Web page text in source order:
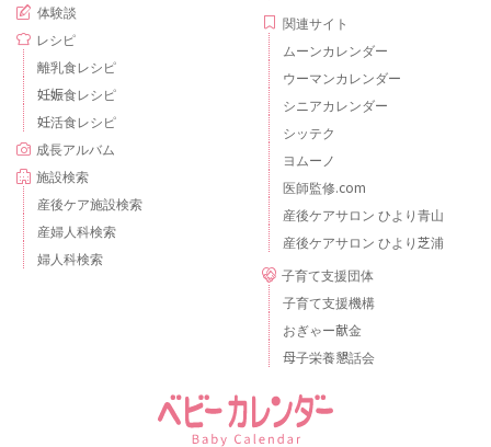
体験談
レシピ
離乳食レシピ
妊娠食レシピ
妊活食レシピ
成長アルバム
施設検索
産後ケア施設検索
産婦人科検索
婦人科検索
関連サイト
ムーンカレンダー
ウーマンカレンダー
シニアカレンダー
シッテク
ヨムーノ
医師監修.com
産後ケアサロン ひより青山
産後ケアサロン ひより芝浦
子育て支援団体
子育て支援機構
おぎゃー献金
母子栄養懇話会